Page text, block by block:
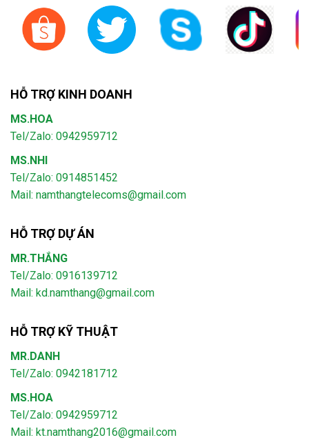
HỖ TRỢ KINH DOANH
MS.HOA
Tel/Zalo: 0942959712
MS.NHI
Tel/Zalo: 0914851452
Mail: namthangtelecoms@gmail.com
HỖ TRỢ DỰ ÁN
MR.THẮNG
Tel/Zalo: 0916139712
Mail: kd.namthang@gmail.com
HỖ TRỢ KỸ THUẬT
MR.DANH
Tel/Zalo: 0942181712
MS.HOA
Tel/Zalo: 0942959712
Mail: kt.namthang2016@gmail.com